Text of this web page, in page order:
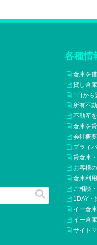
各種情
倉庫を
貸し倉
1日から
所有不
不動産
倉庫を
会社概要
プライ
貸倉庫
お客様
倉庫利
ご相談
1DAY・
イー倉
イー倉
サイト